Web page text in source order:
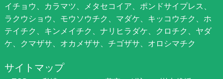
イチョウ、カラマツ、メタセコイア、ポンドサイプレス、
ラクウショウ、モウソウチク、マダケ、キッコウチク、ホ
テイチク、キンメイチク、ナリヒラダケ、クロチク、ヤダ
ケ、クマザサ、オカメザサ、チゴザサ、オロシマチク
サイトマップ